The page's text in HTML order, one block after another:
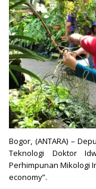
Bogor, (ANTARA) –
Teknologi Doktor
Perhimpunan Mikologi
economy”.